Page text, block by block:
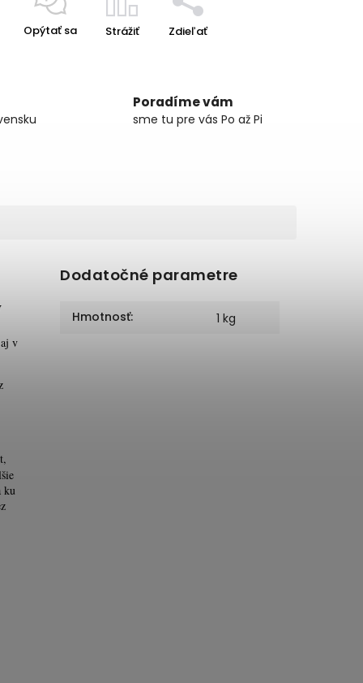
Opýtať sa Strážiť Zdieľať
Poradíme vám
sme tu pre vás Po až Pi
v
ku
Dodatočné parametre
Hmotnosť: 1 kg